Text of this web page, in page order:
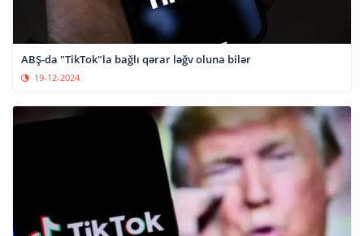
ABŞ-da "TikTok"la bağlı qərar ləğv oluna bilər
19-12-2024